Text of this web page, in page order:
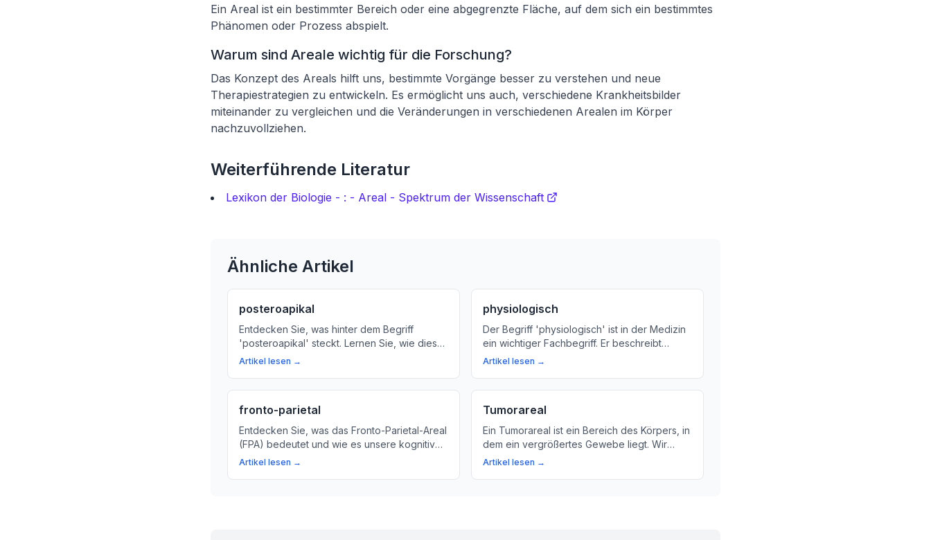
Ein Areal ist ein bestimmter Bereich oder eine abgegrenzte Fläche, auf dem sich ein bestimmtes
Phänomen oder Prozess abspielt.
Warum sind Areale wichtig für die Forschung?
Das Konzept des Areals hilft uns, bestimmte Vorgänge besser zu verstehen und neue
Therapiestrategien zu entwickeln. Es ermöglicht uns auch, verschiedene Krankheitsbilder
miteinander zu vergleichen und die Veränderungen in verschiedenen Arealen im Körper
nachzuvollziehen.
Weiterführende Literatur
Lexikon der Biologie - : - Areal - Spektrum der Wissenschaft
Ähnliche Artikel
posteroapikal
Entdecken Sie, was hinter dem Begriff
'posteroapikal' steckt. Lernen Sie, wie dieser
Code die anatomischen Strukturen im Herz-
Artikel lesen →
physiologisch
Der Begriff 'physiologisch' ist in der Medizin
ein wichtiger Fachbegriff. Er beschreibt
normale Vorgänge im Körper und hilft bei der
Artikel lesen →
fronto-parietal
Entdecken Sie, was das Fronto-Parietal-Areal
(FPA) bedeutet und wie es unsere kognitiven
Fähigkeiten und every-day-life beeinflusst.
Artikel lesen →
Tumorareal
Ein Tumorareal ist ein Bereich des Körpers, in
dem ein vergrößertes Gewebe liegt. Wir
erklären, was dahinter steckt und wie es
Artikel lesen →